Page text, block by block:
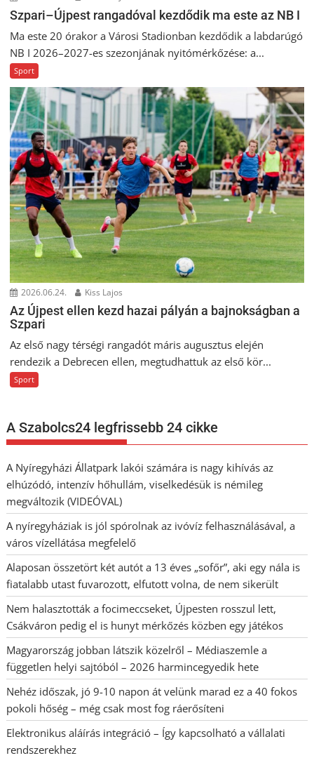
Szpari–Újpest rangadóval kezdődik ma este az NB I
Ma este 20 órakor a Városi Stadionban kezdődik a labdarúgó
NB I 2026–2027-es szezonjának nyitómérkőzése: a...
Sport
2026.06.24. Kiss Lajos
Az Újpest ellen kezd hazai pályán a bajnokságban a
Szpari
Az első nagy térségi rangadót máris augusztus elején
rendezik a Debrecen ellen, megtudhattuk az első kör...
Sport
A Szabolcs24 legfrissebb 24 cikke
A Nyíregyházi Állatpark lakói számára is nagy kihívás az
elhúzódó, intenzív hőhullám, viselkedésük is némileg
megváltozik (VIDEÓVAL)
A nyíregyháziak is jól spórolnak az ivóvíz felhasználásával, a
város vízellátása megfelelő
Alaposan összetört két autót a 13 éves „sofőr”, aki egy nála is
fiatalabb utast fuvarozott, elfutott volna, de nem sikerült
Nem halasztották a focimeccseket, Újpesten rosszul lett,
Csákváron pedig el is hunyt mérkőzés közben egy játékos
Magyarország jobban látszik közelről – Médiaszemle a
független helyi sajtóból – 2026 harmincegyedik hete
Nehéz időszak, jó 9-10 napon át velünk marad ez a 40 fokos
pokoli hőség – még csak most fog ráerősíteni
Elektronikus aláírás integráció – Így kapcsolható a vállalati
rendszerekhez